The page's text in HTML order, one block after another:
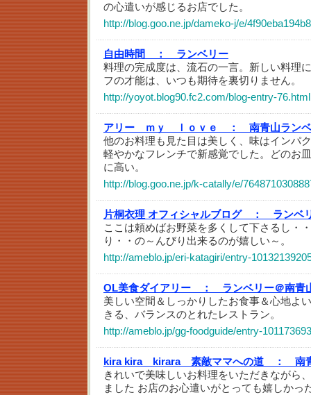
の心遣いが感じるお店でした。
http://blog.goo.ne.jp/dameko-j/e/
自由時間 ：
ランベリー
料理の完成度は、流石の一言。新しい料理
フの才能は、いつも期待を裏切りません。
http://yoyot.blog90.fc2.com/blog-entry-76.html
アリー ｍｙ ｌｏｖｅ ：
南青山ラン
他のお料理も見た目は美しく、味はインパ
軽やかなフレンチで新感覚でした。どのお
に高い。
http://blog.goo.ne.jp/k-catally/e/
片桐衣理 オフィシャルブログ ：
ランベ
ここは頼めばお野菜を多くして下さるし・
り・・の～んびり出来るのが嬉しい～。
http://ameblo.jp/eri-katagiri/entry-
OL美食ダイアリー ：
ランベリー＠南青
美しい空間＆しっかりしたお食事＆心地よ
きる、バランスのとれたレストラン。
http://ameblo.jp/gg-foodguide/entry-
kira kira kirara 素敵ママへの道 ：
南
きれいで美味しいお料理をいただきながら
ました お店のお心遣いがとっても嬉しかっ